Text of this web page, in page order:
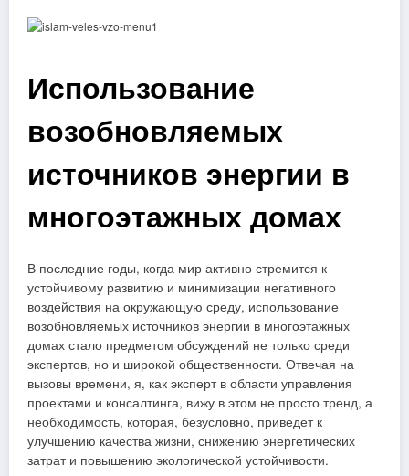
Использование
возобновляемых
источников энергии в
многоэтажных домах
В последние годы, когда мир активно стремится к
устойчивому развитию и минимизации негативного
воздействия на окружающую среду, использование
возобновляемых источников энергии в многоэтажных
домах стало предметом обсуждений не только среди
экспертов, но и широкой общественности. Отвечая на
вызовы времени, я, как эксперт в области управления
проектами и консалтинга, вижу в этом не просто тренд, а
необходимость, которая, безусловно, приведет к
улучшению качества жизни, снижению энергетических
затрат и повышению экологической устойчивости.